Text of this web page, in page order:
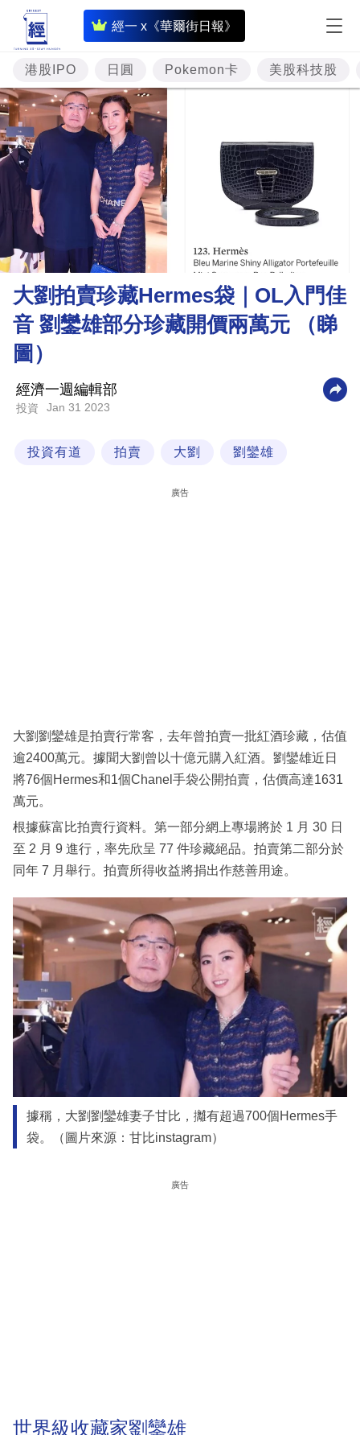
經一 x《華爾街日報》
即
時
財
經
專
題
投
資
樓
市
理
財
商
科
技
港股IPO 日圓 Pokemon卡 美股科技股
大劉拍賣珍藏Hermes袋｜OL入門佳
音 劉鑾雄部分珍藏開價兩萬元 （睇
圖）
經濟一週編輯部
投資 Jan 31 2023
投資有道 拍賣 大劉 劉鑾雄
廣告
大劉劉鑾雄是拍賣行常客，去年曾拍賣一批紅酒珍藏，估值
逾2400萬元。據聞大劉曾以十億元購入紅酒。劉鑾雄近日
將76個Hermes和1個Chanel手袋公開拍賣，估價高達1631
萬元。
根據蘇富比拍賣行資料。第一部分網上專場將於 1 月 30 日
至 2 月 9 進行，率先欣呈 77 件珍藏絕品。拍賣第二部分於
同年 7 月舉行。拍賣所得收益將捐出作慈善用途。
據稱，大劉劉鑾雄妻子甘比，攡有超過700個Hermes手
袋。（圖片來源：甘比instagram）
廣告
世界級收藏家劉鑾雄